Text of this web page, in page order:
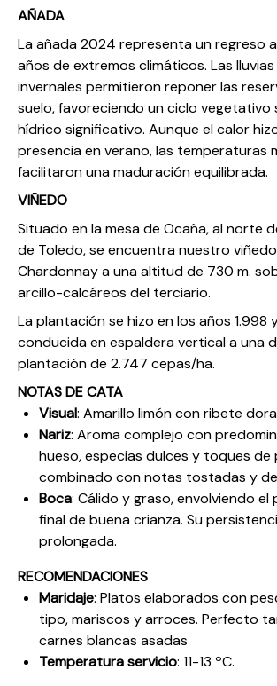
AÑADA
La añada 2024 representa un regreso
años de extremos climáticos. Las
invernales permitieron reponer las
suelo, favoreciendo un ciclo vegetativo
hídrico significativo. Aunque el calor
presencia en verano, las temperaturas
facilitaron una maduración equilibrada.
VIÑEDO
Situado en la mesa de Ocaña, al norte
de Toledo, se encuentra nuestro
Chardonnay a una altitud de 730 m.
arcillo-calcáreos del terciario.
La plantación se hizo en los años 1.998
conducida en espaldera vertical a una
plantación de 2.747 cepas/ha.
NOTAS DE CATA
Visual: Amarillo limón con ribete
Nariz: Aroma complejo con
hueso, especias dulces y toques de
combinado con notas tostadas y
Boca: Cálido y graso, envolviendo el
final de buena crianza. Su
prolongada.
RECOMENDACIONES
Maridaje: Platos elaborados con
tipo, mariscos y arroces. Perfecto
carnes blancas asadas
Temperatura servicio: 11-13 ºC.